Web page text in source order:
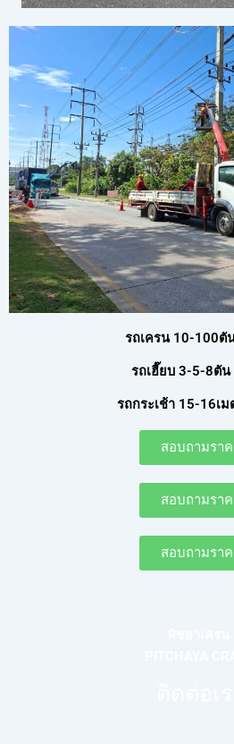
รถเครน 10-100ตั
รถเฮี๊ยบ 3-5-8ตัน
รถกระเช้า 15-16เม
สอบถามรา
สอบถามรา
สอบถามรา